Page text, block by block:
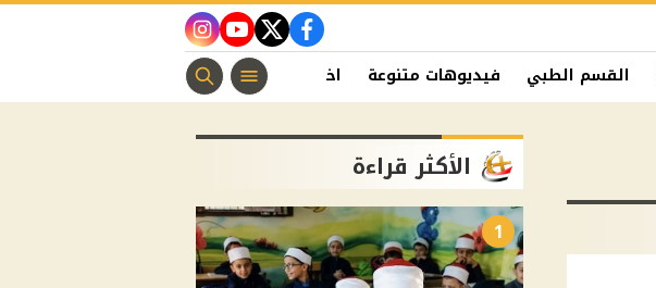
facebook
twitter
youtube
instagram
القسم الطبي فيديوهات متنوعة اخبار الفن منوعات مسيحية
الأكثر قراءة
1